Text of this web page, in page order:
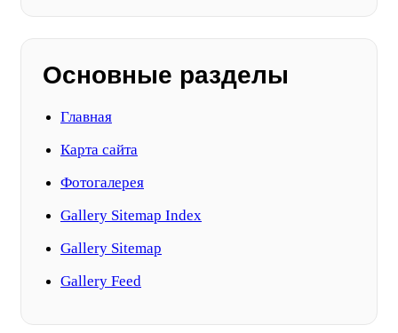
Основные разделы
Главная
Карта сайта
Фотогалерея
Gallery Sitemap Index
Gallery Sitemap
Gallery Feed